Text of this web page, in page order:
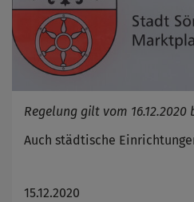
Regelung gilt vom 16.12.2020
Auch städtische
15.12.2020